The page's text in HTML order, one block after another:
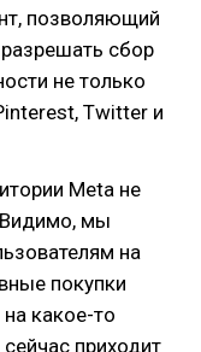
позволяющий
сбор
не только
Twitter и
Meta не
мы
на
покупки
какое-то
приходит